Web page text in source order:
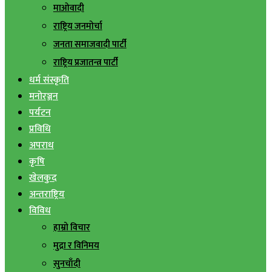
माओवादी
राष्ट्रिय जनमोर्चा
जनता समाजवादी पार्टी
राष्ट्रिय प्रजातन्त्र पार्टी
धर्म संस्कृति
मनोरञ्जन
पर्यटन
प्रविधि
अपराध
कृषि
खेलकुद
अन्तराष्ट्रिय
विविध
हाम्रो विचार
मुद्रा र विनिमय
सुनचाँदी